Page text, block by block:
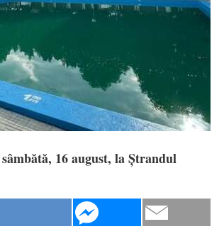
16 august, la Ștrandul